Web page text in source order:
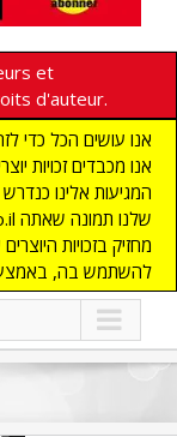
et
d'auteur.
אנו עושים הכל כדי
אנו מכבדים זכויות
מחזיק בזכויות
להשתמש בה,